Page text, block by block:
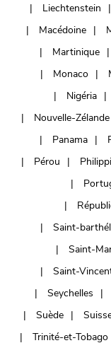
Liechtenstein
Macédoine
Martinique
Monaco
Nigéria
Nouvelle-Zélande
Panama
Pérou
Saint-
Saint-
Saint-
Seychelles
Suède
Trinité-et-Tobago